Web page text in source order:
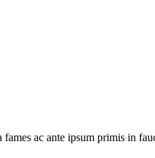
ac ante ipsum primis in